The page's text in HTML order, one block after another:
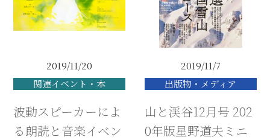
2019/11/20
関連イベント・本
波動スピーカーによ
る朗読と音楽イベン
2019/11/7
出版物・メディア
山と渓谷12月号 202
0年版星野道夫ミニ